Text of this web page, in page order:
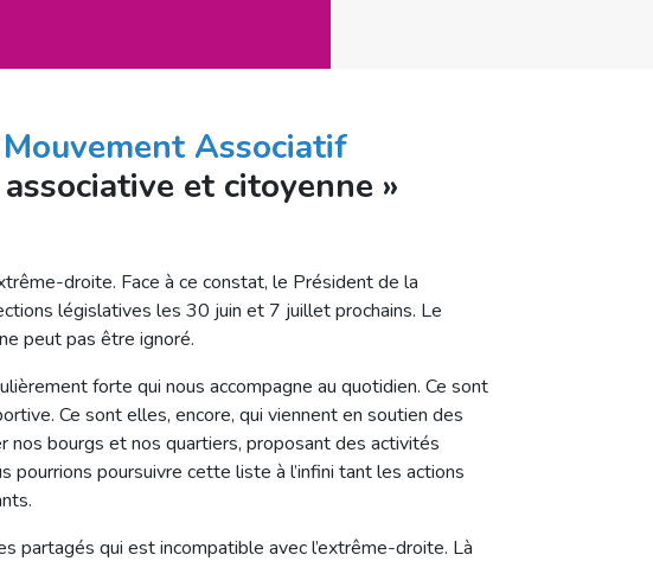
Mouvement Associatif
et citoyenne »
droite. Face à ce constat, le Président de la
législatives les 30 juin et 7 juillet prochains. Le
peut pas être ignoré.
forte qui nous accompagne au quotidien. Ce sont
Ce sont elles, encore, qui viennent en soutien des
nos bourgs et nos quartiers, proposant des activités
poursuivre cette liste à l’infini tant les actions
partagés qui est incompatible avec l’extrême-droite. Là